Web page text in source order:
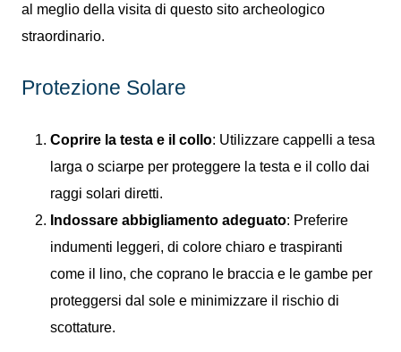
al meglio della visita di questo sito archeologico
straordinario.
Protezione Solare
Coprire la testa e il collo: Utilizzare cappelli a tesa
larga o sciarpe per proteggere la testa e il collo dai
raggi solari diretti.
Indossare abbigliamento adeguato: Preferire
indumenti leggeri, di colore chiaro e traspiranti
come il lino, che coprano le braccia e le gambe per
proteggersi dal sole e minimizzare il rischio di
scottature.